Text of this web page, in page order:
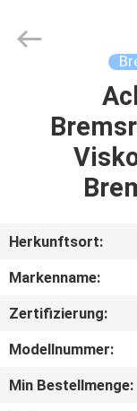
PRODUKTE
UNS
AUSFLUG
Herkunftsort:
Markenname:
Zertifizierung:
Modellnummer:
Min Bestellmenge: